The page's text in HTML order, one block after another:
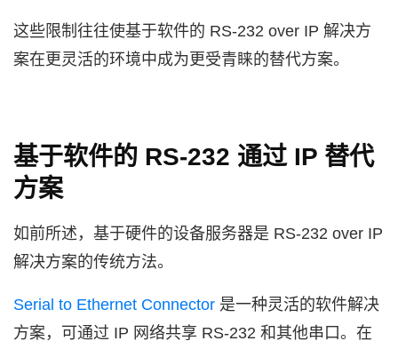
这些限制往往使基于软件的 RS-232 over IP 解决方
案在更灵活的环境中成为更受青睐的替代方案。
基于软件的 RS-232 通过 IP 替代
方案
如前所述，基于硬件的设备服务器是 RS-232 over IP
解决方案的传统方法。
Serial to Ethernet Connector 是一种灵活的软件解决
方案，可通过 IP 网络共享 RS-232 和其他串口。在